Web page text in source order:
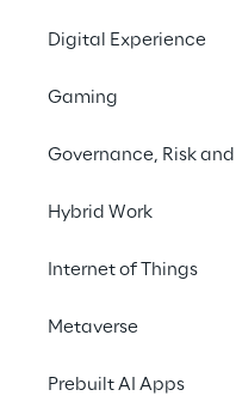
Digital Experience
Gaming
Governance, Risk
Hybrid Work
Internet of Things
Metaverse
Prebuilt AI Apps